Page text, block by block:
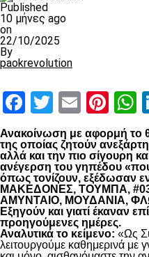
Published
10 μήνες ago
on
22/10/2025
By
paokrevolution
Facebook
Twitter
Email
Ανακοίνωση με αφορμή το
της οποίας ζητούν
αλλά και την πιο σίγουρη
ανέγερση του γηπέδου
όπως τονίζουν,
ΜΑΚΕΔΟΝΕΣ, ΤΟΥΜΠΑ,
ΑΜΥΝΤΑΙΟ, ΜΟΥΔΑΝΙΑ,
Εξηγούν και γιατί έκαναν
προηγούμενες ημέρες.
Αναλυτικά το κείμενο: «Ως
λειτουργούμε καθημερινά με